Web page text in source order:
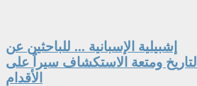
إشبيلية الإسبانية ... للباحثين عن
التاريخ ومتعة الاستكشاف سيراً على
الأقدام